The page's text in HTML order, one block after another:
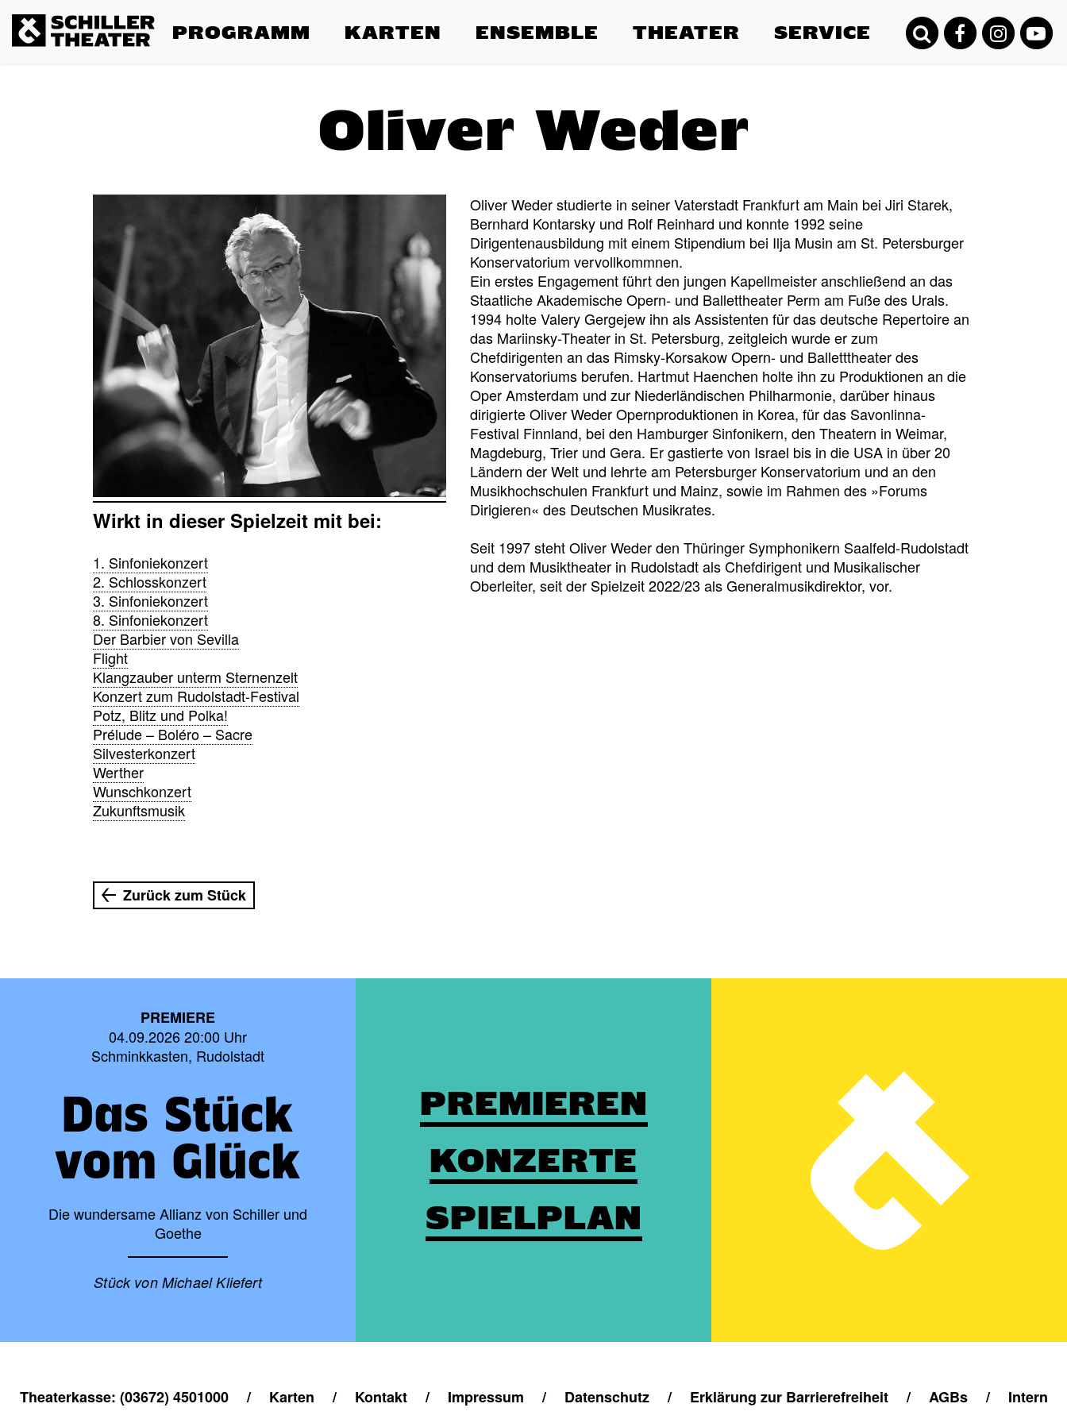
PROGRAMM KARTEN ENSEMBLE THEATER SERVICE
Oliver Weder
Wirkt in dieser Spielzeit mit bei:
1. Sinfoniekonzert
2. Schlosskonzert
3. Sinfoniekonzert
8. Sinfoniekonzert
Der Barbier von Sevilla
Flight
Klangzauber unterm Sternenzelt
Konzert zum Rudolstadt-Festival
Potz, Blitz und Polka!
Prélude – Boléro – Sacre
Silvesterkonzert
Werther
Wunschkonzert
Zukunftsmusik
Oliver Weder studierte in seiner Vaterstadt Frankfurt am Main bei Jiri Starek,
Bernhard Kontarsky und Rolf Reinhard und konnte 1992 seine
Dirigentenausbildung mit einem Stipendium bei Ilja Musin am St. Petersburger
Konservatorium vervollkommnen.
Ein erstes Engagement führt den jungen Kapellmeister anschließend an das
Staatliche Akademische Opern- und Ballettheater Perm am Fuße des Urals.
1994 holte Valery Gergejew ihn als Assistenten für das deutsche Repertoire an
das Mariinsky-Theater in St. Petersburg, zeitgleich wurde er zum
Chefdirigenten an das Rimsky-Korsakow Opern- und Balletttheater des
Konservatoriums berufen. Hartmut Haenchen holte ihn zu Produktionen an die
Oper Amsterdam und zur Niederländischen Philharmonie, darüber hinaus
dirigierte Oliver Weder Opernproduktionen in Korea, für das Savonlinna-
Festival Finnland, bei den Hamburger Sinfonikern, den Theatern in Weimar,
Magdeburg, Trier und Gera. Er gastierte von Israel bis in die USA in über 20
Ländern der Welt und lehrte am Petersburger Konservatorium und an den
Musikhochschulen Frankfurt und Mainz, sowie im Rahmen des »Forums
Dirigieren« des Deutschen Musikrates.
Seit 1997 steht Oliver Weder den Thüringer Symphonikern Saalfeld-Rudolstadt
und dem Musiktheater in Rudolstadt als Chefdirigent und Musikalischer
Oberleiter, seit der Spielzeit 2022/23 als Generalmusikdirektor, vor.
Zurück zum Stück
PREMIERE
04.09.2026 20:00 Uhr
Schminkkasten, Rudolstadt
Das Stück
vom Glück
Die wundersame Allianz von Schiller und
Goethe
Stück von Michael Kliefert
PREMIEREN
KONZERTE
SPIELPLAN
Theaterkasse: (03672) 4501000 / Karten / Kontakt / Impressum / Datenschutz / Erklärung zur Barrierefreiheit / AGBs / Intern